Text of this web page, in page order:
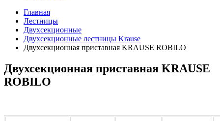
Главная
Лестницы
Двухсекционные
Двухсекционные лестницы Krause
Двухсекционная приставная KRAUSE ROBILO
Двухсекционная приставная KRAUSE
ROBILO